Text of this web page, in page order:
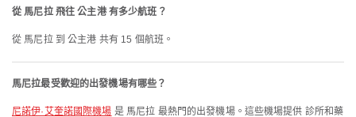
從 馬尼拉 飛往 公主港 有多少航班？
從 馬尼拉 到 公主港 共有 15 個航班。
馬尼拉最受歡迎的出發機場有哪些？
尼諾伊·艾奎諾國際機場 是 馬尼拉 最熱門的出發機場。這些機場提供 診所和藥